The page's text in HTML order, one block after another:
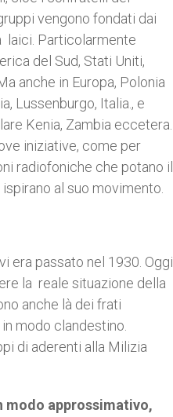
vengono fondati dai
laici. Particolarmente
del Sud, Stati Uniti,
anche in Europa, Polonia
Lussenburgo, Italia., e
Kenia, Zambia eccetera.
iniziative, come per
radiofoniche che potano il
al suo movimento.
era passato nel 1930. Oggi
la reale situazione della
anche là dei frati
modo clandestino.
di aderenti alla Milizia
modo approssimativo,